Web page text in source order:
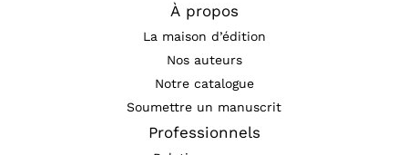
À propos
La maison d’édition
Nos auteurs
Notre catalogue
Soumettre un manuscrit
Professionnels